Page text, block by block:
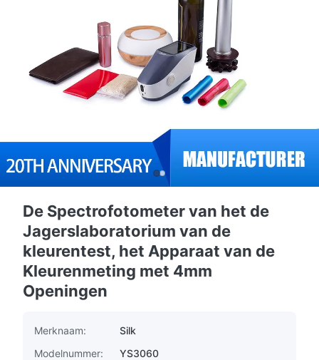
De Spectrofotometer van het de
Jagerslaboratorium van de
kleurentest, het Apparaat van de
Kleurenmeting met 4mm
Openingen
Merknaam:
Silk
Modelnummer:
YS3060